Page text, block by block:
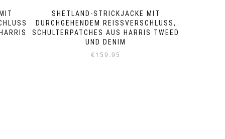
U
T
SHETLAND-STRICKJACKE MIT
DURCHGEHENDEM REISSVERSCHLUSS, S
CHULTERPATCHES AUS HARRIS TWEED U
ND DENIM
€159.95